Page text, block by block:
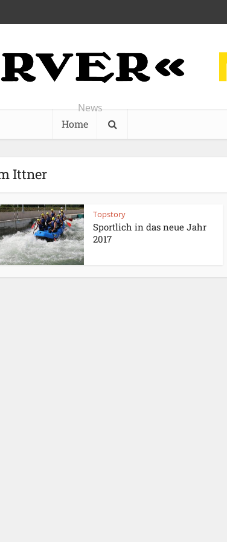
News
Home
Ittner
Topstory
Sportlich in das neue Jahr
2017